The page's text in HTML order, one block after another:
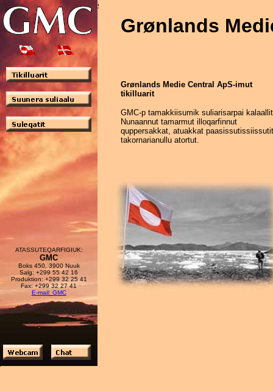
ATASSUTEQARFIGIUK:
GMC
Boks 450, 3900 Nuuk
Salg: +299 55 42 16
Produktion: +299 32 25 41
Fax: +299 32 27 41
E-mail: GMC
Grønlands
Grønlands Medie Central ApS-imut
tikilluarit
GMC-p tamakkiisumik suliarisarpai kalaallit
Nunaannut tamarmut illoqarfinnut
quppersakkat, atuakkat paasissutissiissutit
takornarianullu atortut.